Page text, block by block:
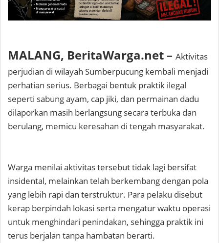
MALANG, BeritaWarga.net – Aktivitas
perjudian di wilayah Sumberpucung kembali menjadi
perhatian serius. Berbagai bentuk praktik ilegal
seperti sabung ayam, cap jiki, dan permainan dadu
dilaporkan masih berlangsung secara terbuka dan
berulang, memicu keresahan di tengah masyarakat.
Warga menilai aktivitas tersebut tidak lagi bersifat
insidental, melainkan telah berkembang dengan pola
yang lebih rapi dan terstruktur. Para pelaku disebut
kerap berpindah lokasi serta mengatur waktu operasi
untuk menghindari penindakan, sehingga praktik ini
terus berjalan tanpa hambatan berarti.